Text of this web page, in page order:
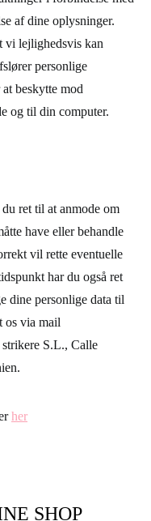
af dine oplysninger.
vi lejlighedsvis kan
personlige
beskytte mod
og til din computer.
ret til at anmode om
have eller behandle
vil rette eventuelle
har du også ret
dine personlige data til
os via mail
S.L., Calle
her
SHOP